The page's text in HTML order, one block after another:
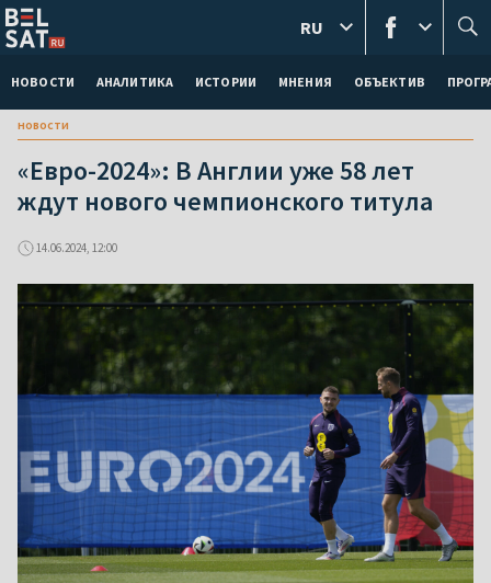
НОВОСТИ АНАЛИТИКА ИСТОРИИ МНЕНИЯ ОБЪЕКТИВ
RU
новости
«Евро-2024»: В Англии уже 58 лет
ждут нового чемпионского титула
14.06.2024, 12:00